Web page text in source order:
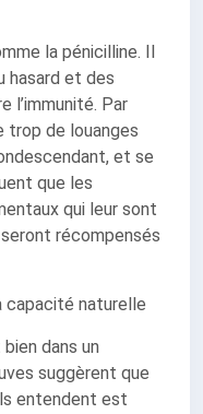
la pénicilline. Il
hasard et des
l’immunité. Par
trop de louanges
et se
que les
qui leur sont
récompensés
capacité naturelle
dans un
suggèrent que
entendent est